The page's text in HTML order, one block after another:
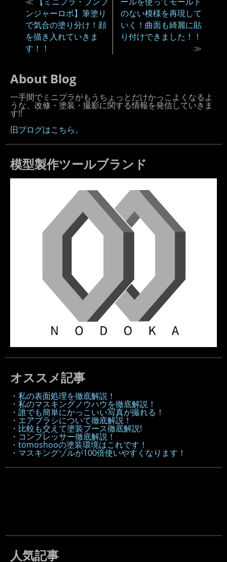
ンジャーロボ】筆塗り
で気合の塗り分け！顔
を描き入れていきま
す！！
のない模様を再現して
いく！曲面も綺麗に貼
り付けできました！！
≫
About Blog
一手間でミニプラがもうちょっとだけかっこよくなるよ
うな、改修・塗装・撮影に関する情報を発信していきま
す!!
旧ブログはこちら。
模型製作ツールブランド
オススメ記事
・私の表面処理を徹底解説！
・私のマスキングノウハウを徹底解説！
・誰でも簡単にかっこいい写真が撮れる！
・エアブラシについて徹底解説！
・比較も交えて塗装ブース徹底解説!
・コンプレッサー徹底解説！
・tomoshooの塗装環境はこれです！
・マスキングゾルが100倍使いやすくなります！
人気記事